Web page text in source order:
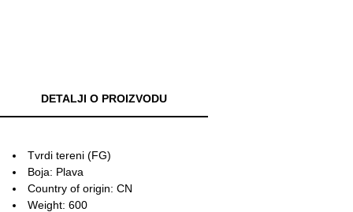
DETALJI O PROIZVODU
Tvrdi tereni (FG)
Boja: Plava
Country of origin: CN
Weight: 600